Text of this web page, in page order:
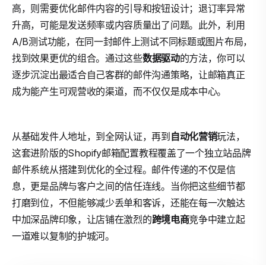
高，则需要优化邮件内容的引导和按钮设计；退订率异常
升高，可能是发送频率或内容质量出了问题。此外，利用
A/B测试功能，在同一封邮件上测试不同标题或图片布局，
找到效果更优的组合。通过这些数据驱动的方法，你可以
逐步沉淀出最适合自己客群的邮件沟通策略，让邮箱真正
成为能产生可观营收的渠道，而不仅仅是成本中心。
从基础发件人地址，到全网认证，再到 自动化营销玩法，
这套进阶版的Shopify邮箱配置教程覆盖了一个独立站品牌
邮件系统从搭建到优化的全过程。邮件传递的不仅是信
息，更是品牌与客户之间的信任连线。当你把这些细节都
打磨到位，不但能够减少丢单和客诉，还能在每一次触达
中加深品牌印象，让店铺在激烈的跨境电商竞争中建立起
一道难以复制的护城河。